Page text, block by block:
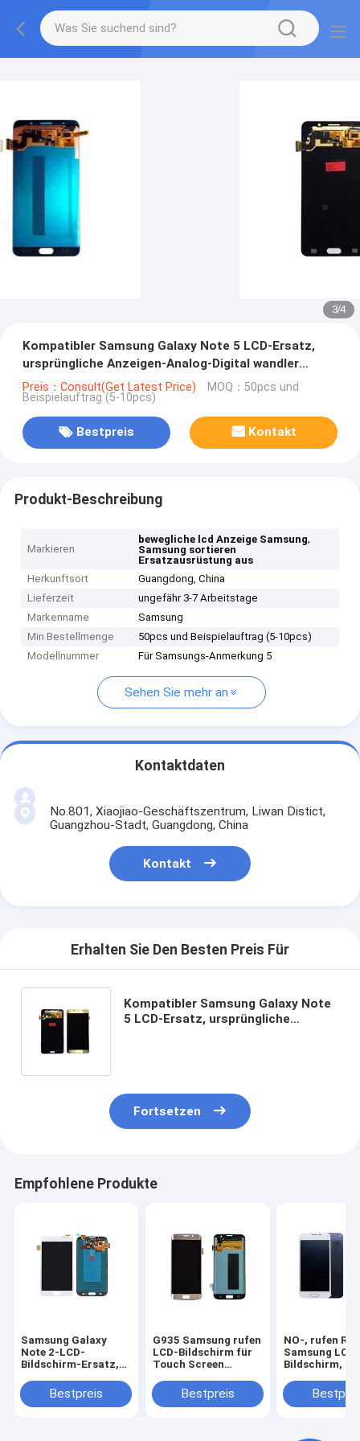
3/4
Kompatibler Samsung Galaxy Note 5 LCD-Ersatz,
ursprüngliche Anzeigen-Analog-Digital wandler
Versammlung
Preis：Consult(Get Latest Price) MOQ：50pcs und
Beispielauftrag (5-10pcs)
Bestpreis Kontakt
Produkt-Beschreibung
Markieren
bewegliche lcd Anzeige Samsung,
Samsung sortieren
Ersatzausrüstung aus
Herkunftsort
Guangdong, China
Lieferzeit
ungefähr 3-7 Arbeitstage
Markenname
Samsung
Min Bestellmenge
50pcs und Beispielauftrag (5-10pcs)
Modellnummer
Für Samsungs-Anmerkung 5
Sehen Sie mehr an
Kontaktdaten
No.801, Xiaojiao-Geschäftszentrum, Liwan Distict,
Guangzhou-Stadt, Guangdong, China
Kontakt
Erhalten Sie Den Besten Preis Für
Kompatibler Samsung Galaxy Note
5 LCD-Ersatz, ursprüngliche
Fortsetzen
Empfohlene Produkte
Samsung Galaxy
Note 2-LCD-
Bildschirm-Ersatz,
sortiert Ersatz-
Ausrüstung aus
Bestpreis
G935 Samsung rufen
LCD-Bildschirm für
Touch Screen
Rand-S7 multi an
Bestpreis
NO-, rufen
Samsung LCD-
Bildschirm,
Anzeige der
S5 an